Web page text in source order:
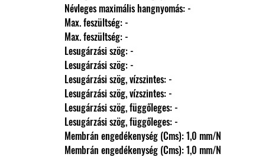
                Névleges maximális hangnyomás: -
                Max. feszültség: -
                Max. feszültség: -
                Lesugárzási szög: -
                Lesugárzási szög: -
                Lesugárzási szög, vízszintes: -
                Lesugárzási szög, vízszintes: -
                Lesugárzási szög, függőleges: -
                Lesugárzási szög, függőleges: -
                Membrán engedékenység (Cms): 1,0 mm/N
                Membrán engedékenység (Cms): 1,0 mm/N